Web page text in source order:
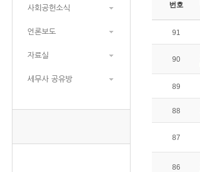
사회공헌소식
언론보도
자료실
세무사 공유방
번호
91
90
89
88
87
86